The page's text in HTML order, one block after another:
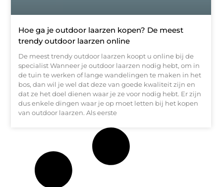
Hoe ga je outdoor laarzen kopen? De meest
trendy outdoor laarzen online
De meest trendy outdoor laarzen koopt u online bij de
specialist Wanneer je outdoor laarzen nodig hebt, om in
de tuin te werken of lange wandelingen te maken in het
bos, dan wil je wel dat deze van goede kwaliteit zijn en
dat ze het doel dienen waar je ze voor nodig hebt. Er zijn
dus enkele dingen waar je op moet letten bij het kopen
van outdoor laarzen. Als eerste